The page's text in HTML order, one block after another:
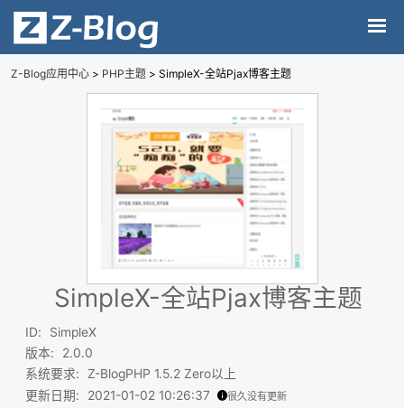
Z-Blog应用中心 > PHP主题 > SimpleX-全站Pjax博客主题
SimpleX-全站Pjax博客主题
ID:
SimpleX
版本:
2.0.0
系统要求:
Z-BlogPHP 1.5.2 Zero以上
更新日期: 2021-01-02 10:26:37 很久没有更新